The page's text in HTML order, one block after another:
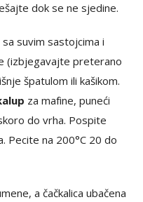
dok se ne sjedine.
suvim sastojcima i
(izbjegavajte preterano
špatulom ili kašikom.
za mafine, puneći
do vrha. Pospite
Pecite na 200°C 20 do
a čačkalica ubačena